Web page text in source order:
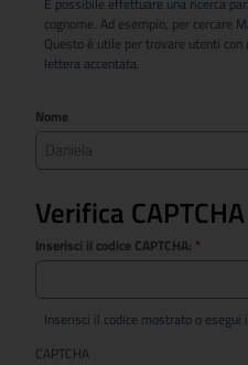
È possibile effettuare una ricerca
cognome. Ad esempio, per cercare
Questo è utile per trovare utenti
lettera accentata.
Nome
Verifica CAPTCHA
Inserisci il codice CAPTCHA: *
Inserisci il codice mostrato o esegui
CAPTCHA